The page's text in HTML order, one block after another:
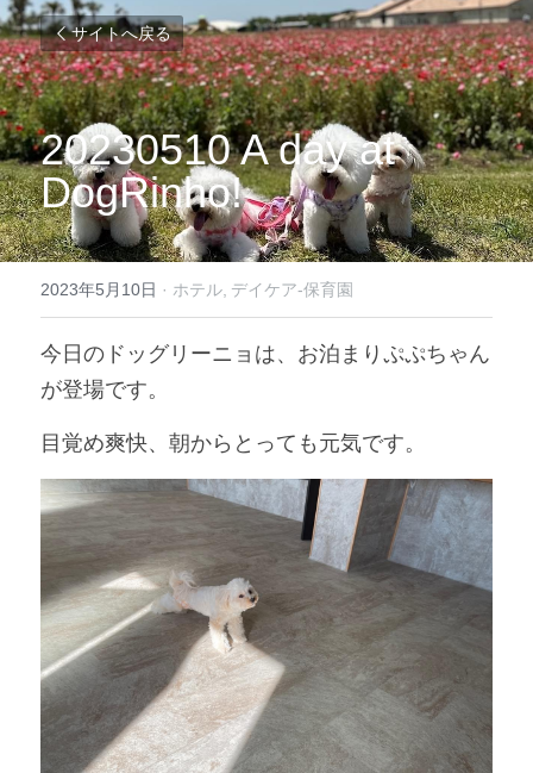
サイトへ戻る
20230510 A day at
DogRinho!
2023年5月10日 · ホテル, デイケア-保育園
今日のドッグリーニョは、お泊まりぷぷちゃん
が登場です。
目覚め爽快、朝からとっても元気です。